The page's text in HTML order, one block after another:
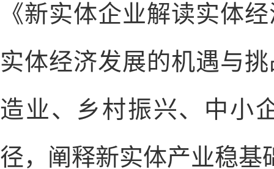
《新实体企业解读实体
实体经济发展的机遇与
造业、乡村振兴、中小
径，阐释新实体产业稳基